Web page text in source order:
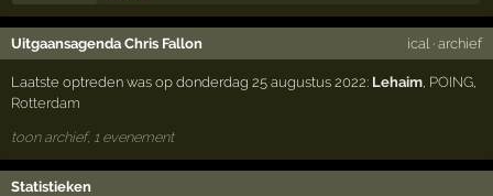
Uitgaansagenda Chris Fallon ical· archief
Laatste optreden was op donderdag 25 augustus 2022: Lehaim POING
Rotterdam
toon archief, 1 evenement
Statistieken